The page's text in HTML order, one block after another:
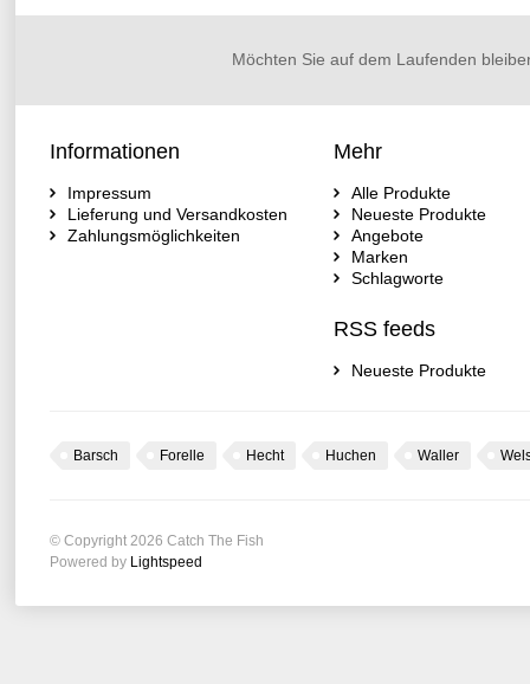
Möchten Sie auf dem Laufenden
Informationen
Impressum
Lieferung und Versandkosten
Zahlungsmöglichkeiten
Mehr
Alle Produkte
Neueste Produkte
Angebote
Marken
Schlagworte
RSS feeds
Neueste Produkte
Barsch Forelle Hecht Huchen Waller
© Copyright 2026 Catch The Fish
Powered by Lightspeed